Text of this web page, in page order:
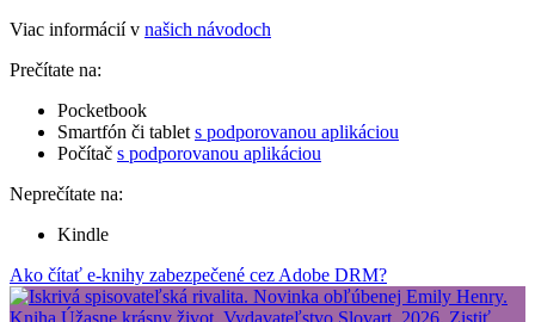
Viac informácií v našich návodoch
Prečítate na:
Pocketbook
Smartfón či tablet s podporovanou aplikáciou
Počítač s podporovanou aplikáciou
Neprečítate na:
Kindle
Ako čítať e-knihy zabezpečené cez Adobe DRM?